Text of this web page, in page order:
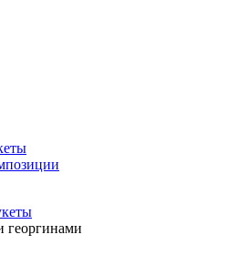
георгинами